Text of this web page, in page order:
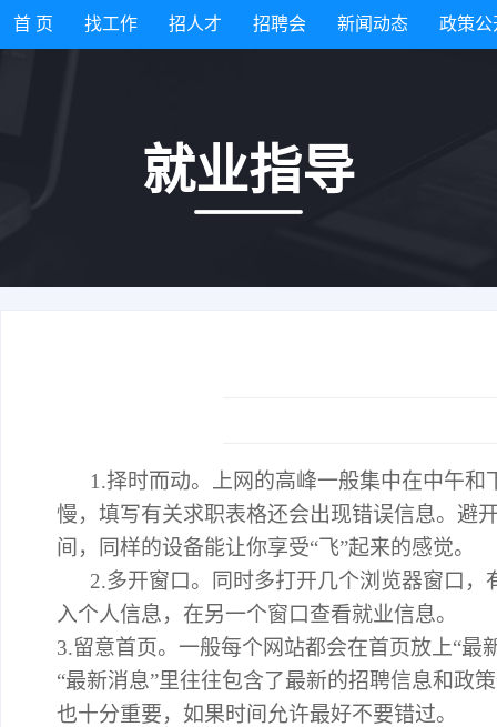
首 页 找工作 招人才 招聘会 新闻动态 政策公
就业指导
1.择时而动。上网的高峰一般集中在中午和
慢，填写有关求职表格还会出现错误信息。避
间，同样的设备能让你享受“飞”起来的感觉。
2.多开窗口。同时多打开几个浏览器窗口，
入个人信息，在另一个窗口查看就业信息。
3.留意首页。一般每个网站都会在首页放上“
“最新消息”里往往包含了最新的招聘信息和政
也十分重要，如果时间允许最好不要错过。